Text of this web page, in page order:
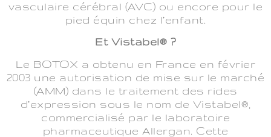
vasculaire cérébral (AVC) ou encore pour le
pied équin chez l’enfant.
Et Vistabel® ?
Le BOTOX a obtenu en France en février
2003 une autorisation de mise sur le marché
(AMM) dans le traitement des rides
d’expression sous le nom de Vistabel®,
commercialisé par le laboratoire
pharmaceutique Allergan. Cette